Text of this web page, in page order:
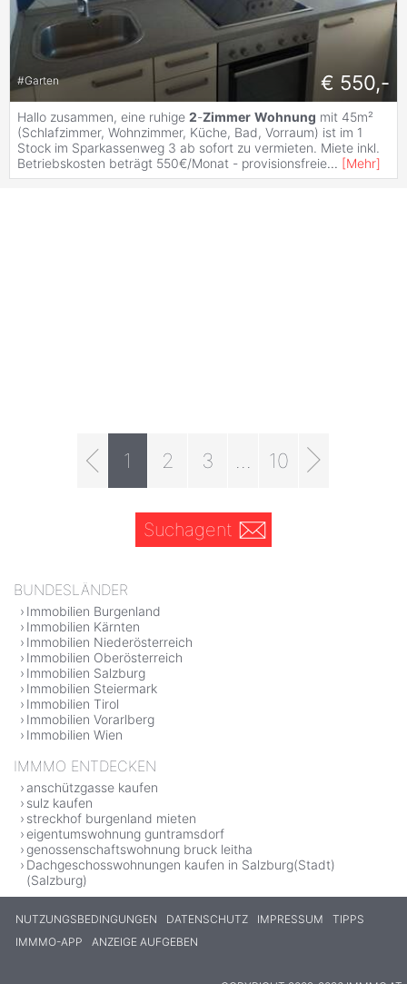
#Garten € 550,-
Hallo zusammen, eine ruhige 2-Zimmer Wohnung mit 45m²
(Schlafzimmer, Wohnzimmer, Küche, Bad, Vorraum) ist im 1
Stock im Sparkassenweg 3 ab sofort zu vermieten. Miete inkl.
Betriebskosten beträgt 550€/Monat - provisionsfreie... [Mehr]
1 2 3 10
Suchagent
BUNDESLÄNDER
Immobilien Burgenland
Immobilien Kärnten
Immobilien Niederösterreich
Immobilien Oberösterreich
Immobilien Salzburg
Immobilien Steiermark
Immobilien Tirol
Immobilien Vorarlberg
Immobilien Wien
IMMMO ENTDECKEN
anschützgasse kaufen
sulz kaufen
streckhof burgenland mieten
eigentumswohnung guntramsdorf
genossenschaftswohnung bruck leitha
Dachgeschosswohnungen kaufen in Salzburg(Stadt)
(Salzburg)
NUTZUNGSBEDINGUNGEN DATENSCHUTZ IMPRESSUM
TIPPS
IMMMO-APP
ANZEIGE AUFGEBEN